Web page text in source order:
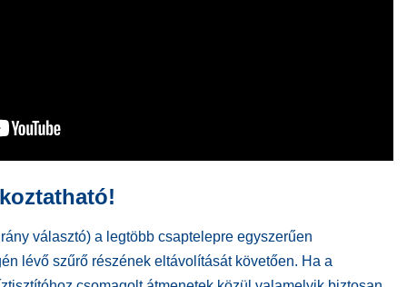
választó) a legtöbb csaptelepre egyszerűen
lévő szűrő részének eltávolítását követően. Ha a